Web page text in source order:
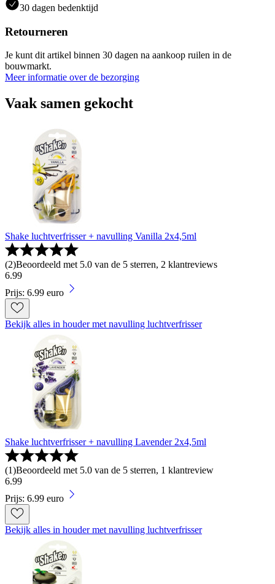
30 dagen bedenktijd
Retourneren
Je kunt dit artikel binnen 30 dagen na aankoop ruilen in de
bouwmarkt.
Meer informatie over de bezorging
Vaak samen gekocht
Shake luchtverfrisser + navulling Vanilla 2x4,5ml
(2)Beoordeeld met 5.0 van de 5 sterren, 2 klantreviews
6.99
Prijs: 6.99 euro
Bekijk alles in houder met navulling luchtverfrisser
Shake luchtverfrisser + navulling Lavender 2x4,5ml
(1)Beoordeeld met 5.0 van de 5 sterren, 1 klantreview
6.99
Prijs: 6.99 euro
Bekijk alles in houder met navulling luchtverfrisser